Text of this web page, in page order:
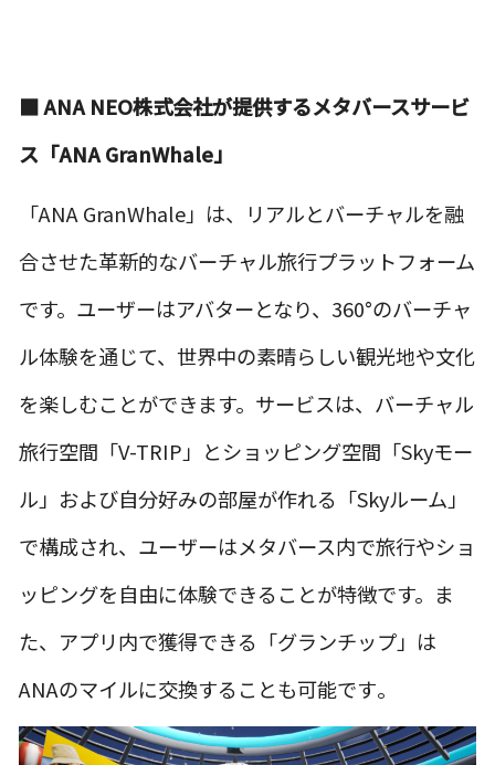
■ ANA NEO株式会社が提供するメタバースサービ
ス 「ANA GranWhale」
「ANA GranWhale」は、リアルとバーチャルを融
合させた革新的なバーチャル旅行プラットフォーム
です。ユーザーはアバターとなり、360°のバーチャ
ル体験を通じて、世界中の素晴らしい観光地や文化
を楽しむことができます。サービスは、バーチャル
旅行空間「V-TRIP」とショッピング空間「Skyモー
ル」および自分好みの部屋が作れる「Skyルーム」
で構成され、ユーザーはメタバース内で旅行やショ
ッピングを自由に体験できることが特徴です。ま
た、アプリ内で獲得できる「グランチップ」は
ANAのマイルに交換することも可能です​。